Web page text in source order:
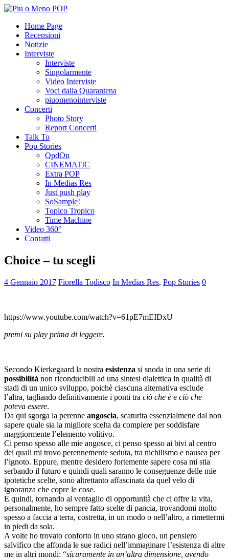
Home Page
Recensioni
Notizie
Interviste
Interviste
Singolarmente
Video Interviste
Voci dalla Quarantena
piuomenointerviste
Concerti
Photo Story
Report Concerti
Talk To
Pop Stories
QpdOn
CINEMATIC
Extra POP
In Medias Res
Just push play
SoSample!
Topico Tropico
Time Machine
Video 360°
Contatti
Choice – tu scegli
4 Gennaio 2017 Fiorella Todisco In Medias Res, Pop Stories 0
https://www.youtube.com/watch?v=61pE7mEIDxU
premi su play prima di leggere.
Secondo Kierkegaard la nostra esistenza si snoda in una serie di
possibilità non riconducibili ad una sintesi dialettica in qualità di
stadi di un unico sviluppo, poichè ciascuna alternativa esclude
l’altra, tagliando definitivamente i ponti tra ciò che è e ciò che
poteva essere.
Da qui sgorga la perenne angoscia, scaturita essenzialmene dal non
sapere quale sia la migliore scelta da compiere per soddisfare
maggiormente l’elemento volitivo.
Ci penso spesso alle mie angosce, ci penso spesso ai bivi al centro
dei quali mi trovo perennemente seduta, tra nichilismo e nausea per
l’ignoto. Eppure, mentre desidero fortemente sapere cosa mi stia
serbando il futuro e quindi quali saranno le conseguenze delle mie
ipotetiche scelte, sono altrettanto affascinata da quel velo di
ignoranza che copre le cose.
E quindi, tornando al ventaglio di opportunità che ci offre la vita,
personalmente, ho sempre fatto scelte di pancia, trovandomi molto
spesso a faccia a terra, costretta, in un modo o nell’altro, a rimettermi
in piedi da sola.
A volte ho trovato conforto in uno strano gioco, un pensiero
salvifico che affonda le sue radici nell’immaginare l’esistenza di altre
me in altri mondi: “sicuramente in un’altra dimensione, avendo